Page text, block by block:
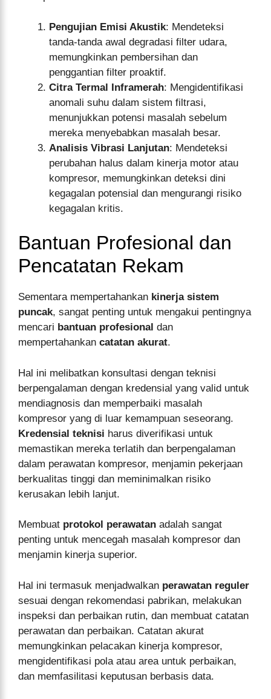
Pengujian Emisi Akustik: Mendeteksi
tanda-tanda awal degradasi filter udara,
memungkinkan pembersihan dan
penggantian filter proaktif.
Citra Termal Inframerah: Mengidentifikasi
anomali suhu dalam sistem filtrasi,
menunjukkan potensi masalah sebelum
mereka menyebabkan masalah besar.
Analisis Vibrasi Lanjutan: Mendeteksi
perubahan halus dalam kinerja motor atau
kompresor, memungkinkan deteksi dini
kegagalan potensial dan mengurangi risiko
kegagalan kritis.
Bantuan Profesional dan
Pencatatan Rekam
Sementara mempertahankan kinerja sistem
puncak, sangat penting untuk mengakui pentingnya
mencari bantuan profesional dan
mempertahankan catatan akurat.
Hal ini melibatkan konsultasi dengan teknisi
berpengalaman dengan kredensial yang valid untuk
mendiagnosis dan memperbaiki masalah
kompresor yang di luar kemampuan seseorang.
Kredensial teknisi harus diverifikasi untuk
memastikan mereka terlatih dan berpengalaman
dalam perawatan kompresor, menjamin pekerjaan
berkualitas tinggi dan meminimalkan risiko
kerusakan lebih lanjut.
Membuat protokol perawatan adalah sangat
penting untuk mencegah masalah kompresor dan
menjamin kinerja superior.
Hal ini termasuk menjadwalkan perawatan reguler
sesuai dengan rekomendasi pabrikan, melakukan
inspeksi dan perbaikan rutin, dan membuat catatan
perawatan dan perbaikan. Catatan akurat
memungkinkan pelacakan kinerja kompresor,
mengidentifikasi pola atau area untuk perbaikan,
dan memfasilitasi keputusan berbasis data.